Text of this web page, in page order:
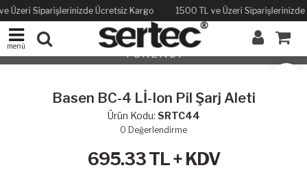
Üzeri Siparişlerinizde Ücretsiz Kargo 1500 TL ve Üzeri
menü
TÜKENDİ
Basen BC-4 Lİ-Ion Pil Şarj Aleti
Ürün Kodu: SRTC44
0 Değerlendirme
695.33TL + KDV